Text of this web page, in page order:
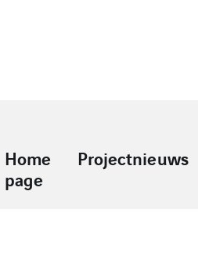
Home
page
Projectnieuws